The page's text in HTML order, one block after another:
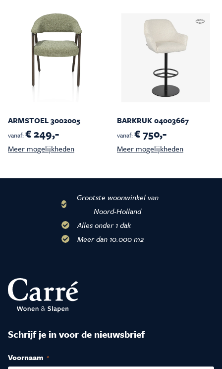
ARMSTOEL 3002005
vanaf:€ 249,-
Meer mogelijkheden
BARKRUK 04003667
vanaf:€ 750,-
Meer mogelijkheden
Grootste woonwinkel van
Noord-Holland
Alles onder 1 dak
Meer dan 10.000 m2
Schrijf je in voor de nieuwsbrief
Voornaam (Vereist)